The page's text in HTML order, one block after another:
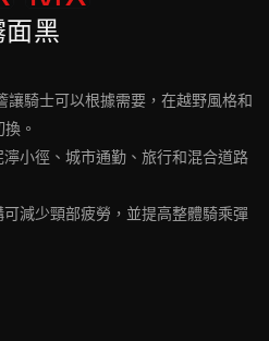
面黑
讓騎士可以根據需要，在越野風格和
。
濘小徑、城市通勤、旅行和混合道路
減少頸部疲勞，並提高整體騎乘彈